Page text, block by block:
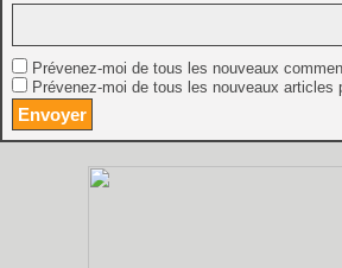
Prévenez-moi de tous les nouveaux
Prévenez-moi de tous les nouveaux articles